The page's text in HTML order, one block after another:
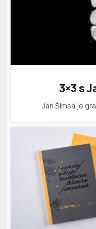
3×3 s
Jan Šimsa je